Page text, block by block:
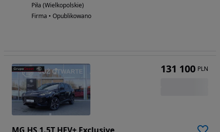
Piła (Wielkopolskie)
Firma • Opublikowano
131 100 PLN